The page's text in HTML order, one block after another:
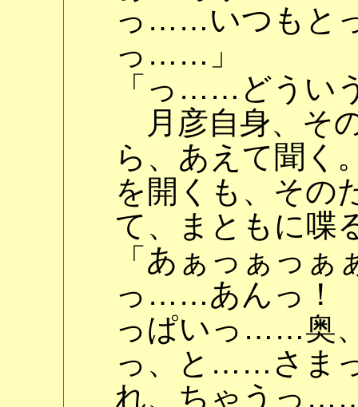
っ……いつもと
っ……」
「っ……どうい
月彦自身、そ
ら、あえて聞く
を開くも、その
て、まともに喋
「あぁっぁっ
っ……あんっ！
っぱいっ……奥
っ、と……さま
れ、ちゃうっ